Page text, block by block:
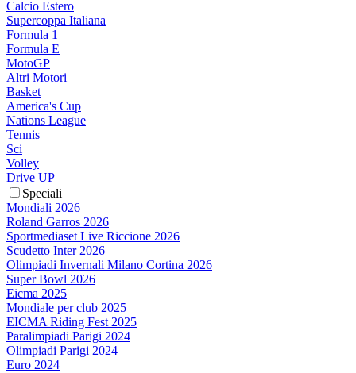
Calcio Estero
Supercoppa Italiana
Formula 1
Formula E
MotoGP
Altri Motori
Basket
America's Cup
Nations League
Tennis
Sci
Volley
Drive UP
Speciali
Mondiali 2026
Roland Garros 2026
Sportmediaset Live Riccione 2026
Scudetto Inter 2026
Olimpiadi Invernali Milano Cortina 2026
Super Bowl 2026
Eicma 2025
Mondiale per club 2025
EICMA Riding Fest 2025
Paralimpiadi Parigi 2024
Olimpiadi Parigi 2024
Euro 2024